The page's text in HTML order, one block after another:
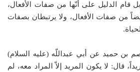
بل قام الدليل على أنّها من صفات الأفعال،
من صفات الأفعال، ولا يرتبطان بصفات
بن حميد عن أبي عبداللّه (عليه السلام)
قال: لا يكون المريد إلاّ المراد معه، لم